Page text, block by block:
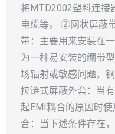
将MTD2002塑料连接
电缆等。 ②网状屏蔽
带：主要用来安装在
为一种易安装的绷带
场辐射或敏感问题，
拉链式屏蔽外套：当
起EMI耦合的原因时
合：当下述条件存在